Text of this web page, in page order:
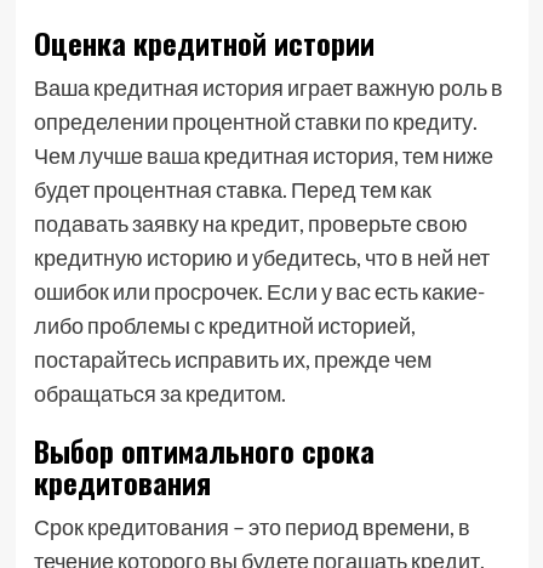
Оценка кредитной истории
Ваша кредитная история играет важную роль в
определении процентной ставки по кредиту.
Чем лучше ваша кредитная история, тем ниже
будет процентная ставка. Перед тем как
подавать заявку на кредит, проверьте свою
кредитную историю и убедитесь, что в ней нет
ошибок или просрочек. Если у вас есть какие-
либо проблемы с кредитной историей,
постарайтесь исправить их, прежде чем
обращаться за кредитом.
Выбор оптимального срока
кредитования
Срок кредитования – это период времени, в
течение которого вы будете погашать кредит.